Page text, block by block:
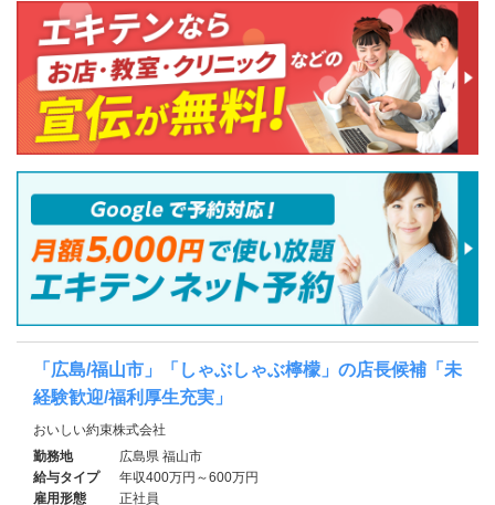
「広島/福山市」「しゃぶしゃぶ檸檬」の店長候補「未
経験歓迎/福利厚生充実」
おいしい約束株式会社
勤務地
広島県 福山市
給与タイプ
年収400万円～600万円
雇用形態
正社員